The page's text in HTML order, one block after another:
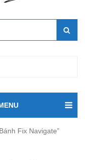
Fix Navigate”